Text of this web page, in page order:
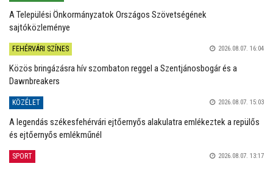
A Települési Önkormányzatok Országos Szövetségének
sajtóközleménye
FEHÉRVÁRI SZÍNES 2026.08.07. 16:04
Közös bringázásra hív szombaton reggel a Szentjánosbogár és a
Dawnbreakers
KÖZÉLET 2026.08.07. 15:03
A legendás székesfehérvári ejtőernyős alakulatra emlékeztek a repülős
és ejtőernyős emlékműnél
SPORT 2026.08.07. 13:17